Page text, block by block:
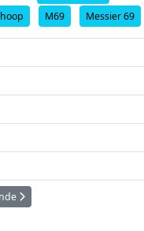
M69 Messier 69
70artikel: Messier 68